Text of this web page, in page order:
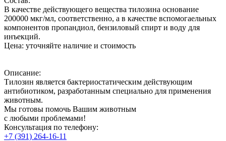
В качестве действующего вещества тилозина основание
200000 мкг/мл, соответственно, а в качестве вспомогаельных
компонентов пропандиол, бензиловый спирт и воду для
инъекций.
Цена: уточняйте наличие и стоимость
Описание:
Тилозин является бактериостатическим действующим
антибиотиком, разработанным специально для применения
животным.
Мы готовы помочь Вашим животным
с любыми проблемами!
Консультация по телефону:
+7 (391) 264-16-11